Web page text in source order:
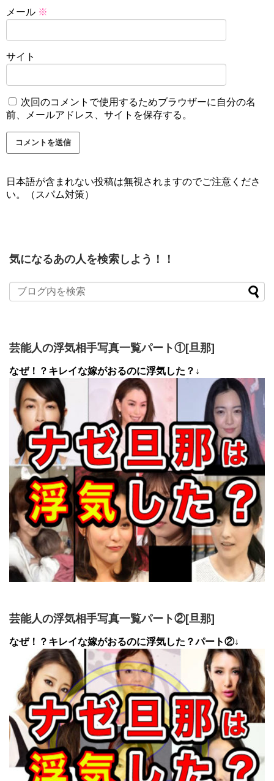
メール ※
サイト
次回のコメントで使用するためブラウザーに自分の名
前、メールアドレス、サイトを保存する。
日本語が含まれない投稿は無視されますのでご注意くださ
い。（スパム対策）
気になるあの人を検索しよう！！
芸能人の浮気相手写真一覧パート①[旦那]
なぜ！？キレイな嫁がおるのに浮気した？↓
芸能人の浮気相手写真一覧パート②[旦那]
なぜ！？キレイな嫁がおるのに浮気した？パート②↓